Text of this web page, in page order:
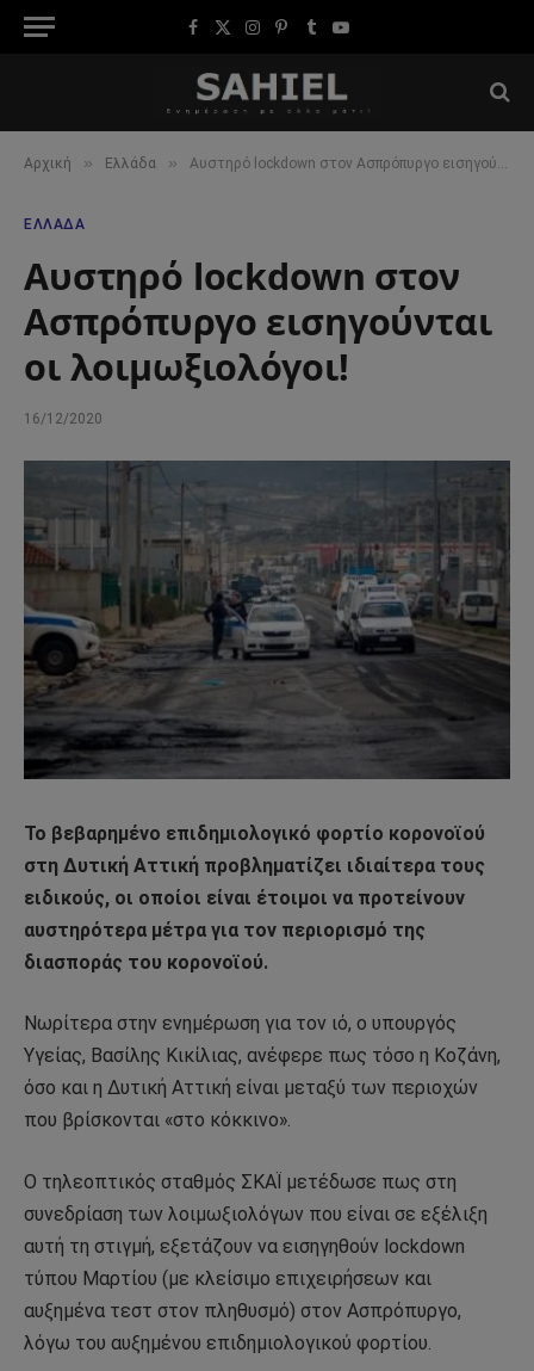
Facebook
X
Instagram
Pinterest
TumblrYouTube
Αρχική » Ελλάδα » Αυστηρό lockdown στον Ασπρόπυργο εισηγούνται οι λοιμωξιολόγοι!
ΕΛΛΆΔΑ
Αυστηρό lockdown στον
Ασπρόπυργο εισηγούνται
οι λοιμωξιολόγοι!
16/12/2020
To βεβαρημένο επιδημιολογικό φορτίο κορονοϊού
στη Δυτική Αττική προβληματίζει ιδιαίτερα τους
ειδικούς, οι οποίοι είναι έτοιμοι να προτείνουν
αυστηρότερα μέτρα για τον περιορισμό της
διασποράς του κορονοϊού.
Νωρίτερα στην ενημέρωση για τον ιό, ο υπουργός
Υγείας, Βασίλης Κικίλιας, ανέφερε πως τόσο η Κοζάνη,
όσο και η Δυτική Αττική είναι μεταξύ των περιοχών
που βρίσκονται «στο κόκκινο».
Ο τηλεοπτικός σταθμός ΣΚΑΪ μετέδωσε πως στη
συνεδρίαση των λοιμωξιολόγων που είναι σε εξέλιξη
αυτή τη στιγμή, εξετάζουν να εισηγηθούν lockdown
τύπου Μαρτίου (με κλείσιμο επιχειρήσεων και
αυξημένα τεστ στον πληθυσμό) στον Ασπρόπυργο,
λόγω του αυξημένου επιδημιολογικού φορτίου.